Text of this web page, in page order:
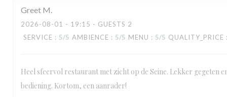
Greet M
2026-08-01 - 19:15 - GUESTS 2
SERVICE : 5/5 AMBIENCE : 5/5 MENU : 5/5 QUALITY_PRICE
Heel sfeervol restaurant met zicht op de Seine. Lekker gegeten
bediening. Kortom, een aanrader!